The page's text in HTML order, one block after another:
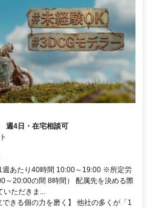
週4日・在宅相談可
週あたり40時間 10:00～19:00 ※所定労
～20:00の間 8時間） 配属先を決める際
いただきま...
きる個の力を磨く】 他社の多くが「1